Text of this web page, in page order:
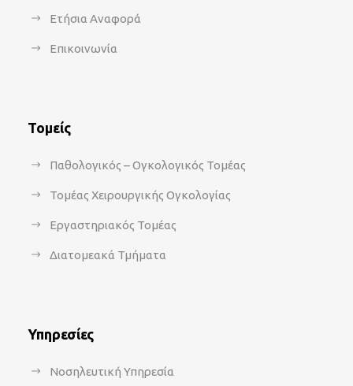
Ετήσια Αναφορά
Επικοινωνία
Τομείς
Παθολογικός – Ογκολογικός Τομέας
Τομέας Χειρουργικής Ογκολογίας
Εργαστηριακός Τομέας
Διατομεακά Τμήματα
Υπηρεσίες
Νοσηλευτική Υπηρεσία